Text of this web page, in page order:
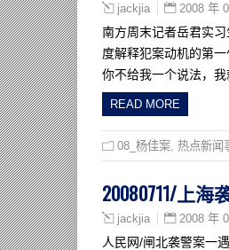
jackjia 2008 年
南方周末记者岳君实
度解释犯案动机的第
你不给我一个说法，
READ MORE
08_杨佳案 热点新闻
20080711/上
jackjia 2008 年
人民网/闸北袭警案一